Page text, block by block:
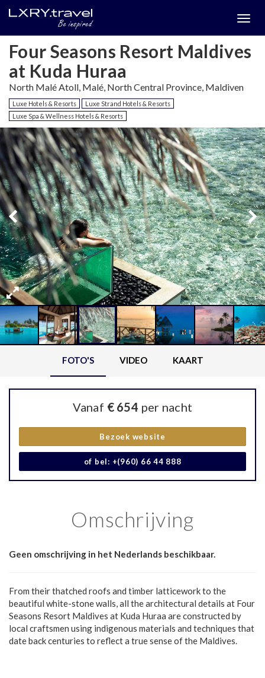
Four Seasons Resort Maldives
at Kuda Huraa
North Malé Atoll, Malé, North Central Province, Maldiven
Luxe Hotels & Resorts
Luxe Strand Hotels & Resorts
Luxe Spa & Wellness Hotels & Resorts
FOTO'S VIDEO KAART
Vanaf € 654 per nacht
Bezoek website
of bel: +(960) 66 44 888
Omschrijving
Geen omschrijving in het Nederlands beschikbaar.
From their thatched roofs and timber latticework to the
beautiful white-stone walls, all the architectural details at Four
Seasons Resort Maldives at Kuda Huraa are constructed by
local craftsmen using indigenous materials and techniques that
date back centuries to reflect a true sense of the Maldives.